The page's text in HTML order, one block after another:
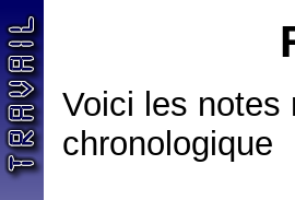
Voici les notes
chronologique